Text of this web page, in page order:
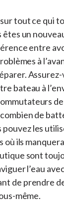
tout ce qui
un
entre
à
bateau à
de
les
où ils
sont
l’eau
de prendre
même.